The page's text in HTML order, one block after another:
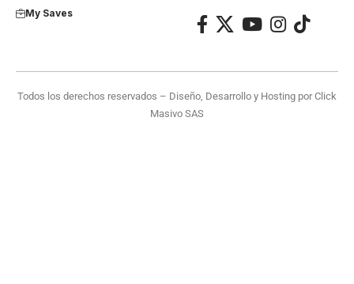
My Saves
Todos los derechos reservados – Diseño, Desarrollo y Hosting porClick
Masivo SAS